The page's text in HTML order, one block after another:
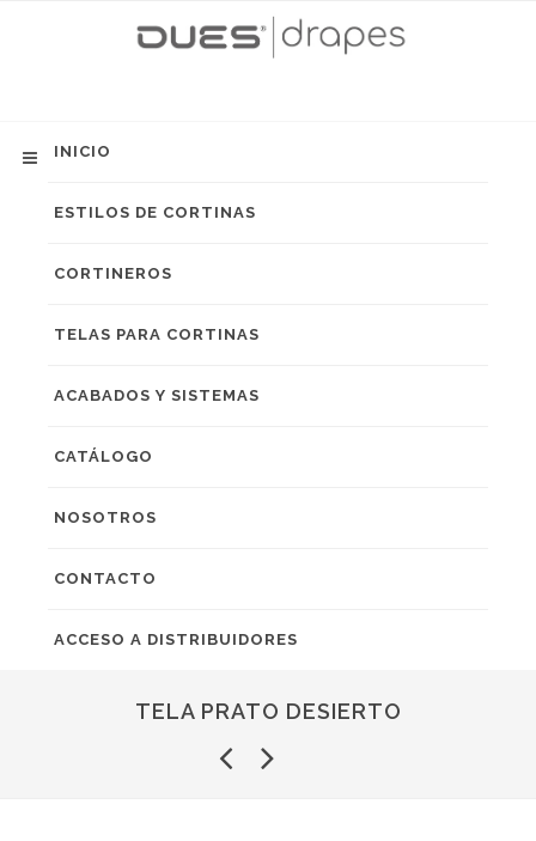
INICIO
ESTILOS DE CORTINAS
CORTINEROS
TELAS PARA CORTINAS
ACABADOS Y SISTEMAS
CATÁLOGO
NOSOTROS
CONTACTO
ACCESO A DISTRIBUIDORES
TELA PRATO DESIERTO